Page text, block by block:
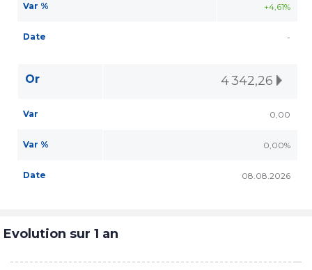
Var % +4,61%
Date -
Or 4 342,26
Var 0,00
Var % 0,00%
Date 08.08.2026
Evolution sur 1 an